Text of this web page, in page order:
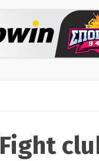
Fight